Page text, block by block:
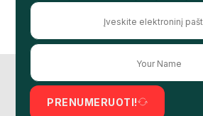
PRENUMERUOTI!